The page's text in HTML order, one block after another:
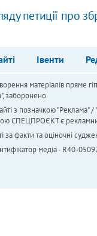
петиції про
Івенти
матеріалів пряме
заборонено.
з позначкою
СПЕЦПРОЄКТ є
за факти та оціночні
медіа - R40-